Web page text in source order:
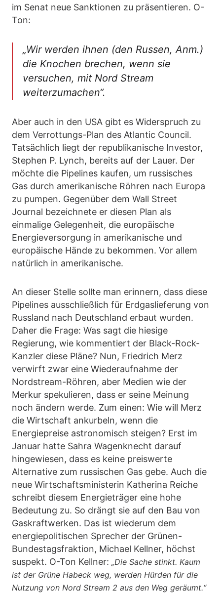
im Senat neue Sanktionen zu präsentieren. O-
Ton:
„Wir werden ihnen (den Russen, Anm.)
die Knochen brechen, wenn sie
versuchen, mit Nord Stream
weiterzumachen“.
Aber auch in den USA gibt es Widerspruch zu
dem Verrottungs-Plan des Atlantic Council.
Tatsächlich liegt der republikanische Investor,
Stephen P. Lynch, bereits auf der Lauer. Der
möchte die Pipelines kaufen, um russisches
Gas durch amerikanische Röhren nach Europa
zu pumpen. Gegenüber dem Wall Street
Journal bezeichnete er diesen Plan als
einmalige Gelegenheit, die europäische
Energieversorgung in amerikanische und
europäische Hände zu bekommen. Vor allem
natürlich in amerikanische.
An dieser Stelle sollte man erinnern, dass diese
Pipelines ausschließlich für Erdgaslieferung von
Russland nach Deutschland erbaut wurden.
Daher die Frage: Was sagt die hiesige
Regierung, wie kommentiert der Black-Rock-
Kanzler diese Pläne? Nun, Friedrich Merz
verwirft zwar eine Wiederaufnahme der
Nordstream-Röhren, aber Medien wie der
Merkur spekulieren, dass er seine Meinung
noch ändern werde. Zum einen: Wie will Merz
die Wirtschaft ankurbeln, wenn die
Energiepreise astronomisch steigen? Erst im
Januar hatte Sahra Wagenknecht darauf
hingewiesen, dass es keine preiswerte
Alternative zum russischen Gas gebe. Auch die
neue Wirtschaftsministerin Katherina Reiche
schreibt diesem Energieträger eine hohe
Bedeutung zu. So drängt sie auf den Bau von
Gaskraftwerken. Das ist wiederum dem
energiepolitischen Sprecher der Grünen-
Bundestagsfraktion, Michael Kellner, höchst
suspekt. O-Ton Kellner: „Die Sache stinkt. Kaum
ist der Grüne Habeck weg, werden Hürden für die
Nutzung von Nord Stream 2 aus den Weg geräumt.“